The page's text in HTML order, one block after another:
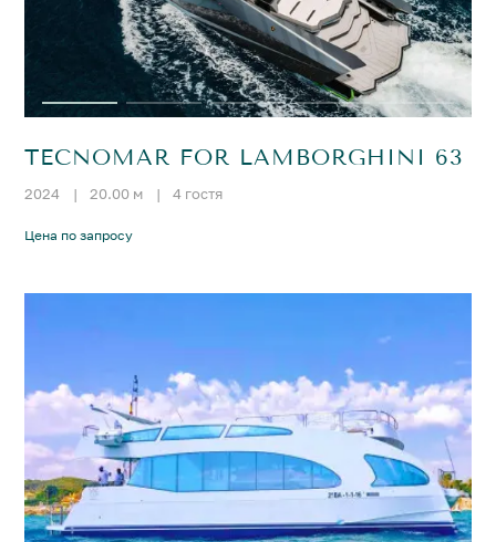
TECNOMAR FOR LAMBORGHINI 63
2024 | 20.00 м | 4 гостя
Цена по запросу